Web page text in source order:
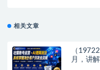
相关文章
（
月，讲